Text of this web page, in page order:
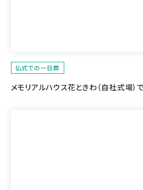
仏式での一日葬
メモリアルハウス花ときわ（自社式場）